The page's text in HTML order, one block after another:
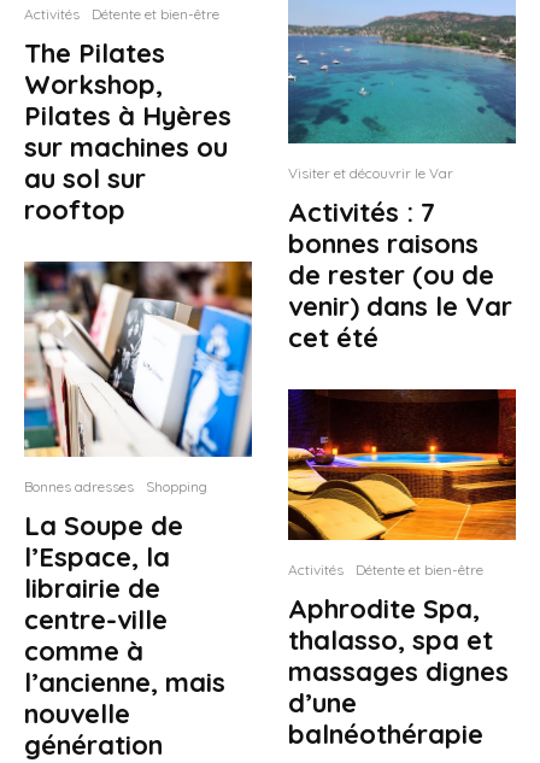
Activités Détente et bien-être
The Pilates
Workshop,
Pilates à Hyères
sur machines ou
au sol sur
rooftop
Bonnes adresses Shopping
La Soupe de
l’Espace, la
librairie de
centre-ville
comme à
l’ancienne, mais
nouvelle
génération
Visiter et découvrir le Var
Activités : 7
bonnes raisons
de rester (ou de
venir) dans le Var
cet été
Activités Détente et bien-être
Aphrodite Spa,
thalasso, spa et
massages dignes
d’une
balnéothérapie